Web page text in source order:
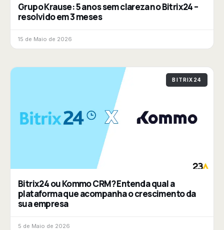
Grupo Krause: 5 anos sem clareza no Bitrix24 –
resolvido em 3 meses
15 de Maio de 2026
BITRIX24
Bitrix24 ou Kommo CRM? Entenda qual a
plataforma que acompanha o crescimento da
sua empresa
5 de Maio de 2026